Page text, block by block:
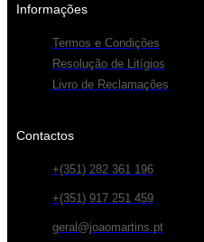
Informações
Termos e Condições
Resolução de Litígios
Livro de Reclamações
Contactos
+(351) 282 361 196
+(351) 917 251 459
geral@joaomartins.pt